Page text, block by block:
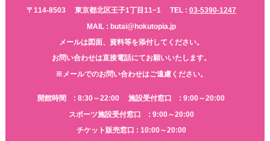
〒114-8503
東京都北区王子1丁目11−1 TEL : 03-5390-1247
MAIL : butai@hokutopia.jp
メールは図面、資料等を添付してください。
お問い合わせは直接電話にてお願いいたします。
※メールでのお問い合わせはご遠慮ください。
開館時間 : 8:30～22:00
施設受付窓口 : 9:00～20:00
スポーツ施設受付窓口 : 9:00～20:00
チケット販売窓口 : 10:00～20:00